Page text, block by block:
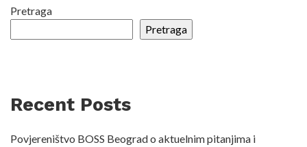
Pretraga
Pretraga
Recent Posts
Povjereništvo BOSS Beograd o aktuelnim pitanjima i